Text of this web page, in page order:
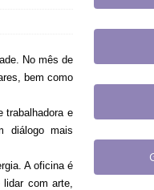
45/2025
e
do
No mês de
bem como
trabalhadora e
diálogo mais
A oficina é
com arte,